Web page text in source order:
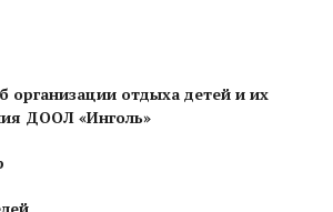
организации отдыха детей и их
ДООЛ «Инголь»